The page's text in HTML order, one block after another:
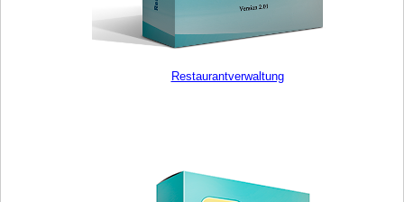
Restaurantverwaltung